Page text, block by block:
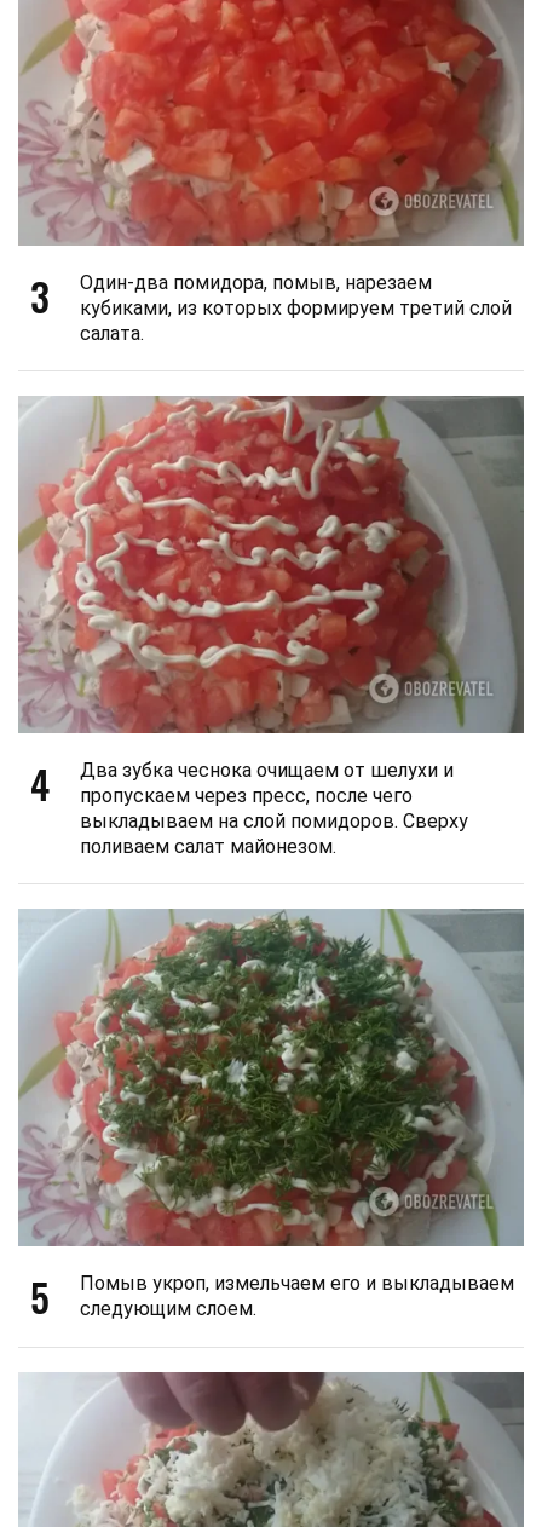
3
Один-два помидора, помыв, нарезаем
кубиками, из которых формируем третий слой
салата.
4
Два зубка чеснока очищаем от шелухи и
пропускаем через пресс, после чего
выкладываем на слой помидоров. Сверху
поливаем салат майонезом.
5
Помыв укроп, измельчаем его и выкладываем
следующим слоем.